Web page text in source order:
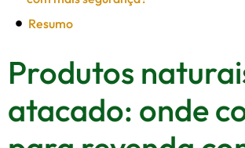
Resumo
Produtos
atacado: onde